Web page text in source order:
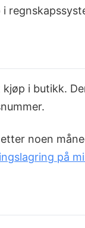
i butikk.
noen
på